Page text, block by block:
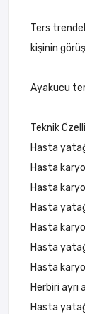
Ters
kişinin
Ayakucu
Teknik
Hasta
Hasta
Hasta
Hasta
Hasta
Hasta
Hasta
Herbiri
Hasta